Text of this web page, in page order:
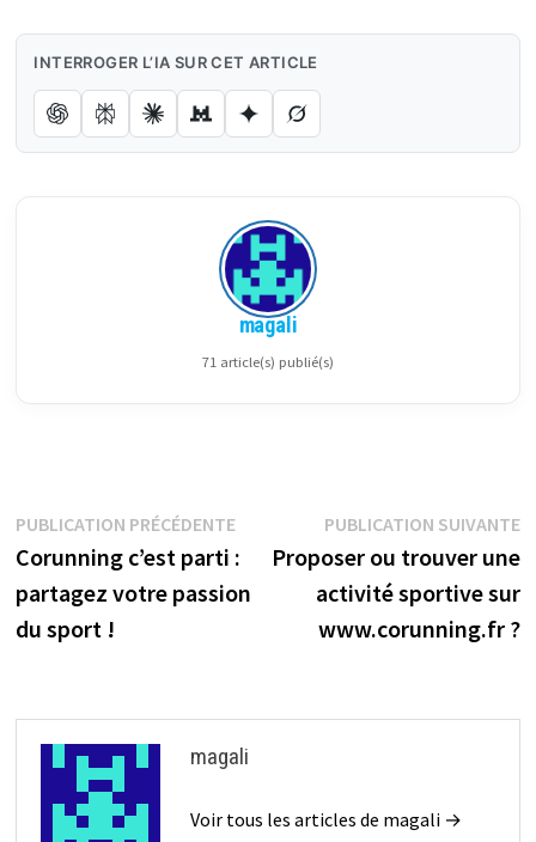
INTERROGER L’IA SUR CET ARTICLE
magali
71 article(s) publié(s)
Navigation
de
l’article
PUBLICATION PRÉCÉDENTEPublication
précédente :
Corunning c’est parti :
partagez votre passion
du sport !
PUBLICATION SUIVANTE
Proposer ou trouver une
activité sportive sur
www.corunning.fr ?
magali
Voir tous les articles de magali →